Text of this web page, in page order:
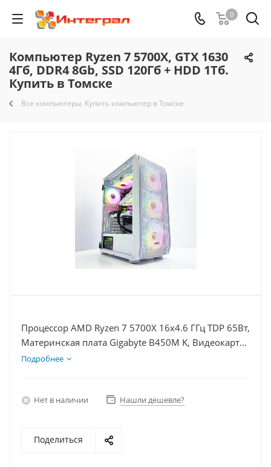
0
Компьютер Ryzen 7 5700X, GTX 1630
4Гб, DDR4 8Gb, SSD 120Гб + HDD 1Тб.
Купить в Томске
Все компьютеры. Купить компьютер в Томске
Процессор AMD Ryzen 7 5700X 16x4.6 ГГц TDP 65Вт,
Материнская плата Gigabyte B450M K, Видеокарта
GTX 1630 4Гб, Память DDR4 8Gb, Диски
Подробнее
Нет в наличии Нашли дешевле?
Поделиться